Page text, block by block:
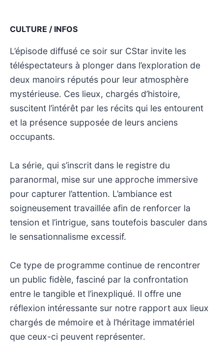
CULTURE / INFOS
L’épisode diffusé ce soir sur CStar invite les
téléspectateurs à plonger dans l’exploration de
deux manoirs réputés pour leur atmosphère
mystérieuse. Ces lieux, chargés d’histoire,
suscitent l’intérêt par les récits qui les entourent
et la présence supposée de leurs anciens
occupants.
La série, qui s’inscrit dans le registre du
paranormal, mise sur une approche immersive
pour capturer l’attention. L’ambiance est
soigneusement travaillée afin de renforcer la
tension et l’intrigue, sans toutefois basculer dans
le sensationnalisme excessif.
Ce type de programme continue de rencontrer
un public fidèle, fasciné par la confrontation
entre le tangible et l’inexpliqué. Il offre une
réflexion intéressante sur notre rapport aux lieux
chargés de mémoire et à l’héritage immatériel
que ceux-ci peuvent représenter.